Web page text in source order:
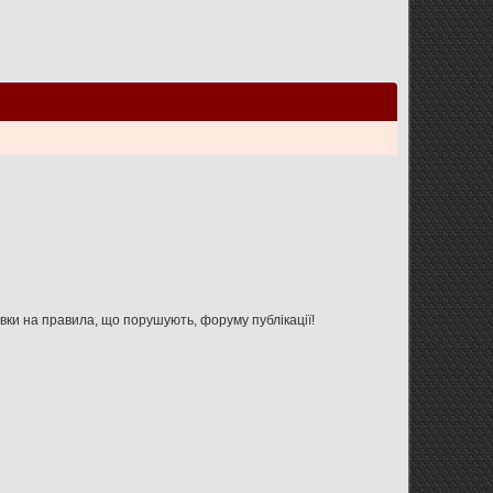
Увага: дана форма не призначена для зв'язку з адміністрацією форуму, використовуйте її тільки для вказівки на правила, що порушують, форуму публікації!